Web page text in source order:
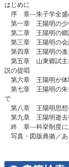
はじめに
序 章―朱子学全盛
第一章 王陽明の少
第二章 王陽明の郷
第三章 王陽明の会
第四章 王陽明の進
第五章 山東郷試主
説の提唱
第六章 王陽明が体
第七章 王陽明の朱
で
第八章 王陽明思想
第九章 王陽明逝去
終 章―科挙制度に
写真・図版典拠／あ